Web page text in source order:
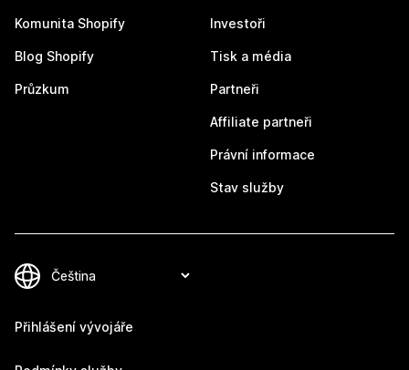
Komunita Shopify
Blog Shopify
Průzkum
Investoři
Tisk a média
Partneři
Affiliate partneři
Právní informace
Stav služby
Přihlášení vývojáře